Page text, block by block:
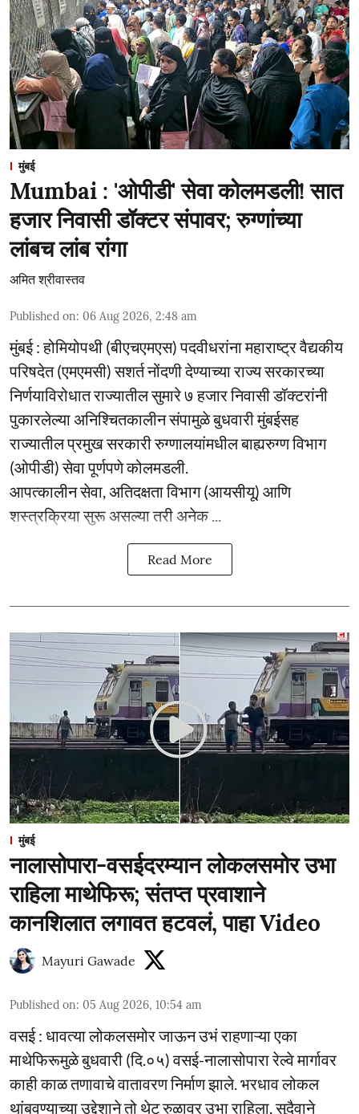
मुंबई
Mumbai : 'ओपीडी' सेवा कोलमडली! सात
हजार निवासी डॉक्टर संपावर; रुग्णांच्या
लांबच लांब रांगा
अमित श्रीवास्तव
Published on: 06 Aug 2026, 2:48 am
मुंबई : होमियोपथी (बीएचएमएस) पदवीधरांना महाराष्ट्र वैद्यकीय
परिषदेत (एमएमसी) सशर्त नोंदणी देण्याच्या राज्य सरकारच्या
निर्णयाविरोधात राज्यातील सुमारे ७ हजार निवासी डॉक्टरांनी
पुकारलेल्या अनिश्चितकालीन संपामुळे बुधवारी मुंबईसह
राज्यातील प्रमुख सरकारी रुग्णालयांमधील बाह्यरुग्ण विभाग
(ओपीडी) सेवा पूर्णपणे कोलमडली.
आपत्कालीन सेवा, अतिदक्षता विभाग (आयसीयू) आणि
शस्त्रक्रिया सुरू असल्या तरी अनेक ...
Read More
मुंबई
नालासोपारा-वसईदरम्यान लोकलसमोर उभा
राहिला माथेफिरू; संतप्त प्रवाशाने
कानशिलात लगावत हटवलं, पाहा Video
Mayuri Gawade
Published on: 05 Aug 2026, 10:54 am
वसई : धावत्या लोकलसमोर जाऊन उभं राहणाऱ्या एका
माथेफिरूमुळे बुधवारी (दि.०५) वसई-नालासोपारा रेल्वे मार्गावर
काही काळ तणावाचे वातावरण निर्माण झाले. भरधाव लोकल
थांबवण्याच्या उद्देशाने तो थेट रुळावर उभा राहिला. सुदैवाने